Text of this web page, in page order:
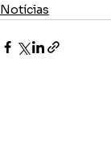
Notícias